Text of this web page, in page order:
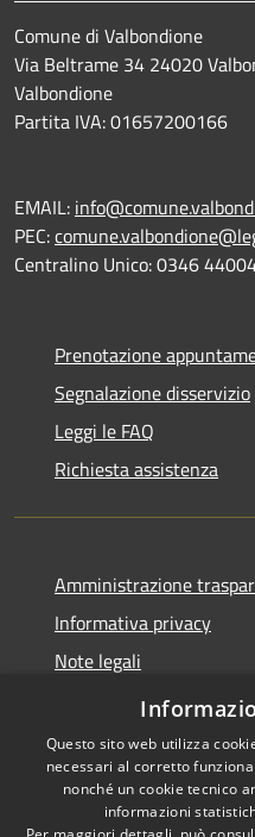
Comune di Valbondione
Via Beltrame 34 24020
Valbondione
Partita IVA: 01657200166
EMAIL:
PEC:
Centralino Unico: 0346
Prenotazione
Segnalazione disservizio
Leggi le FAQ
Richiesta assistenza
Amministrazione
Informativa privacy
Note legali
Dichiarazione di
Questo sito web utilizza
necessari al corretto
nonché un cookie tecnico
informazioni